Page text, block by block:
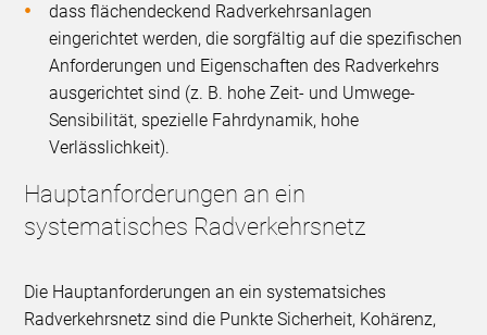
dass flächendeckend Radverkehrsanlagen
eingerichtet werden, die sorgfältig auf die spezifischen
Anforderungen und Eigenschaften des Radverkehrs
ausgerichtet sind (z. B. hohe Zeit- und Umwege-
Sensibilität, spezielle Fahrdynamik, hohe
Verlässlichkeit).
Hauptanforderungen an ein
systematisches Radverkehrsnetz
Die Hauptanforderungen an ein systematsiches
Radverkehrsnetz sind die Punkte Sicherheit, Kohärenz,